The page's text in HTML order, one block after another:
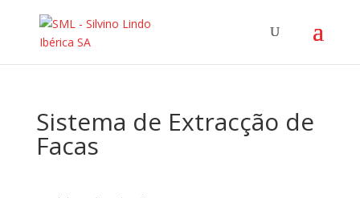
Sistema de Extracção de
Facas